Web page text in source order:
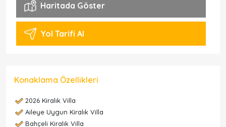
Haritada Göster
Yol Tarifi Al
Konaklama Özellikleri
2026 Kiralık Villa
Aileye Uygun Kiralık Villa
Bahçeli Kiralık Villa